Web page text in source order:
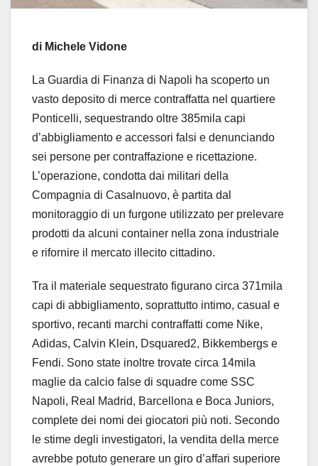
di Michele Vidone
La Guardia di Finanza di Napoli ha scoperto un
vasto deposito di merce contraffatta nel quartiere
Ponticelli, sequestrando oltre 385mila capi
d’abbigliamento e accessori falsi e denunciando
sei persone per contraffazione e ricettazione.
L’operazione, condotta dai militari della
Compagnia di Casalnuovo, è partita dal
monitoraggio di un furgone utilizzato per prelevare
prodotti da alcuni container nella zona industriale
e rifornire il mercato illecito cittadino.
Tra il materiale sequestrato figurano circa 371mila
capi di abbigliamento, soprattutto intimo, casual e
sportivo, recanti marchi contraffatti come Nike,
Adidas, Calvin Klein, Dsquared2, Bikkembergs e
Fendi. Sono state inoltre trovate circa 14mila
maglie da calcio false di squadre come SSC
Napoli, Real Madrid, Barcellona e Boca Juniors,
complete dei nomi dei giocatori più noti. Secondo
le stime degli investigatori, la vendita della merce
avrebbe potuto generare un giro d’affari superiore